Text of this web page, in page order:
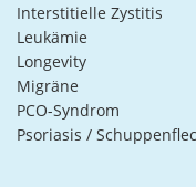
Interstitielle Zystitis
Leukämie
Longevity
Migräne
PCO-Syndrom
Psoriasis /